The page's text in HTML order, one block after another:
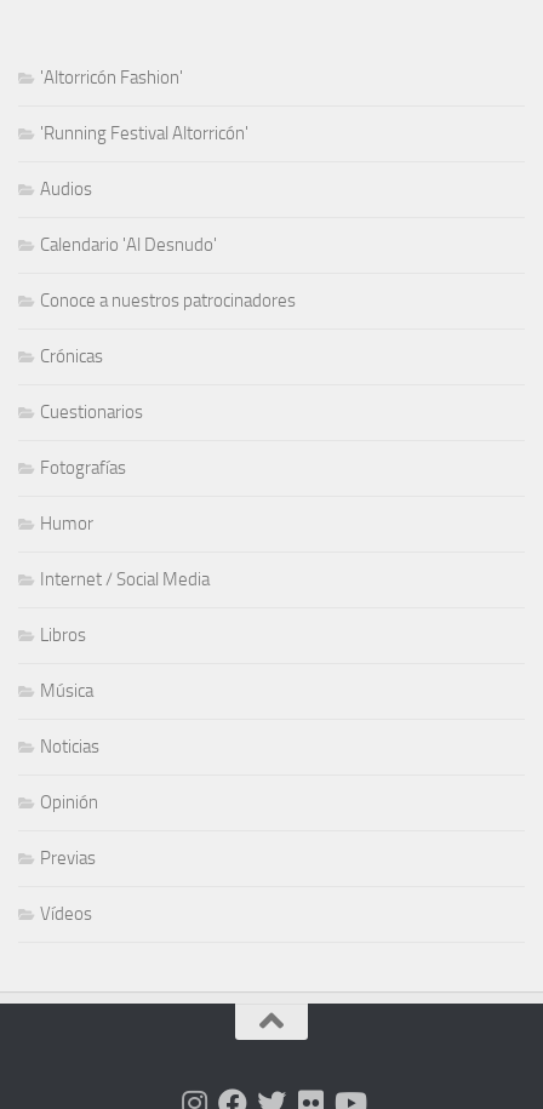
'Altorricón Fashion'
'Running Festival Altorricón'
Audios
Calendario 'Al Desnudo'
Conoce a nuestros patrocinadores
Crónicas
Cuestionarios
Fotografías
Humor
Internet / Social Media
Libros
Música
Noticias
Opinión
Previas
Vídeos